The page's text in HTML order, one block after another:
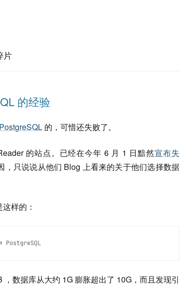
片
的经验
PostgreSQL 的，可惜还失败了。
的站点。已经在今年 6 月 1 日黯然宣布失
，只说说从他们 Blog 上看来的关于他们选择数据
样的：
PostgreSQL
数据库从大约 1G 膨胀超出了 10G，而且发现引